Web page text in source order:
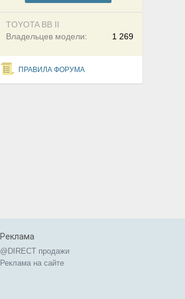
TOYOTA BB II
1 269
Владельцев модели:
ПРАВИЛА ФОРУМА
Реклама
@DIRECT продажи
Реклама на сайте